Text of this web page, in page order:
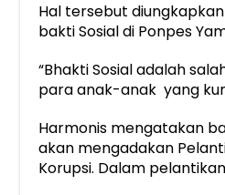
Hal tersebut
bakti Sosial di Ponpes
“Bhakti Sosial adalah
para anak-anak yang
Harmonis mengatakan
akan mengadakan
Korupsi. Dalam